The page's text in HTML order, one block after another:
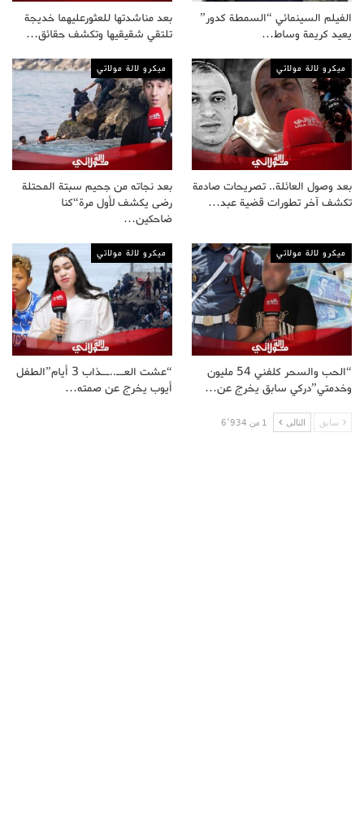
الفيلم السينمائي “السمطة كدور”
يعيد كريمة وساط…
بعد مناشدتها للعثورعليهما خديجة
تلتقي شقيقيها وتكشف حقائق…
ميكرو لالة مولاتي
بعد وصول العائلة.. تصريحات صادمة
تكشف آخر تطورات قضية عبد…
ميكرو لالة مولاتي
بعد نجاته من جحيم سبتة المحتلة
رضى يكشف لأول مرة“كنا
ضاحكين…
ميكرو لالة مولاتي
“الحب والسحر كلفني 54 مليون
وخدمتي”دركي سابق يخرج عن…
ميكرو لالة مولاتي
“عشت العــ..ــذاب 3 أيام”الطفل
أيوب يخرج عن صمته…
سابق التالى 1 من 6٬934